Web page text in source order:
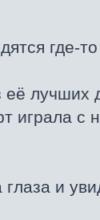
где-
лучших
играла с
и